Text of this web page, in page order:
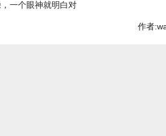
一个眼神就明白对
作者